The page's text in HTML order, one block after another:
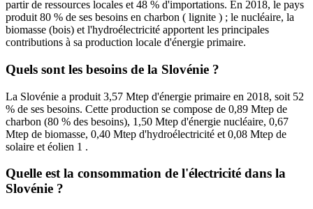
partir de ressources locales et 48 % d'importations. En 2018, le pays
produit 80 % de ses besoins en charbon ( lignite ) ; le nucléaire, la
biomasse (bois) et l'hydroélectricité apportent les principales
contributions à sa production locale d'énergie primaire.
Quels sont les besoins de la Slovénie ?
La Slovénie a produit 3,57 Mtep d'énergie primaire en 2018, soit 52
% de ses besoins. Cette production se compose de 0,89 Mtep de
charbon (80 % des besoins), 1,50 Mtep d'énergie nucléaire, 0,67
Mtep de biomasse, 0,40 Mtep d'hydroélectricité et 0,08 Mtep de
solaire et éolien 1 .
Quelle est la consommation de l'électricité dans la
Slovénie ?